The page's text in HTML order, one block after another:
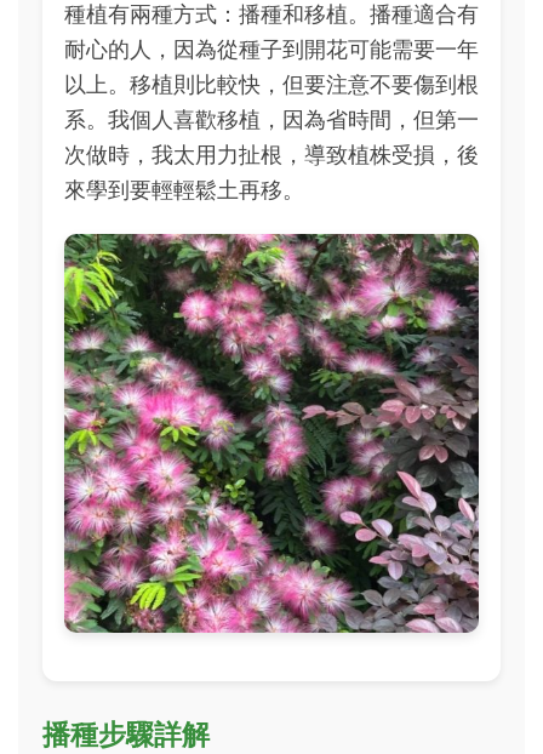
種植有兩種方式：播種和移植。播種適合有
耐心的人，因為從種子到開花可能需要一年
以上。移植則比較快，但要注意不要傷到根
系。我個人喜歡移植，因為省時間，但第一
次做時，我太用力扯根，導致植株受損，後
來學到要輕輕鬆土再移。
播種步驟詳解